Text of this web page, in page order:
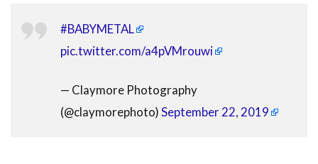
#BABYMETAL
pic.twitter.com/a4pVMrouwi
— Claymore Photography
(@claymorephoto)September 22, 2019